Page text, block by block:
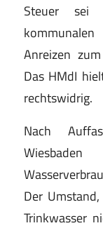
Steuer sei
Anreizen
Das HMdI
rechtswidrig.
Nach
Der
Trinkwasser